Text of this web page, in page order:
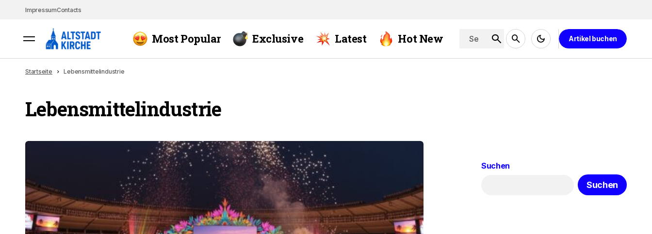
ImpressumContacts
Most Popular Exclusive Latest Hot New Artikel buchen
Startseite Lebensmittelindustrie
Lebensmittelindustrie
Suchen
Suchen